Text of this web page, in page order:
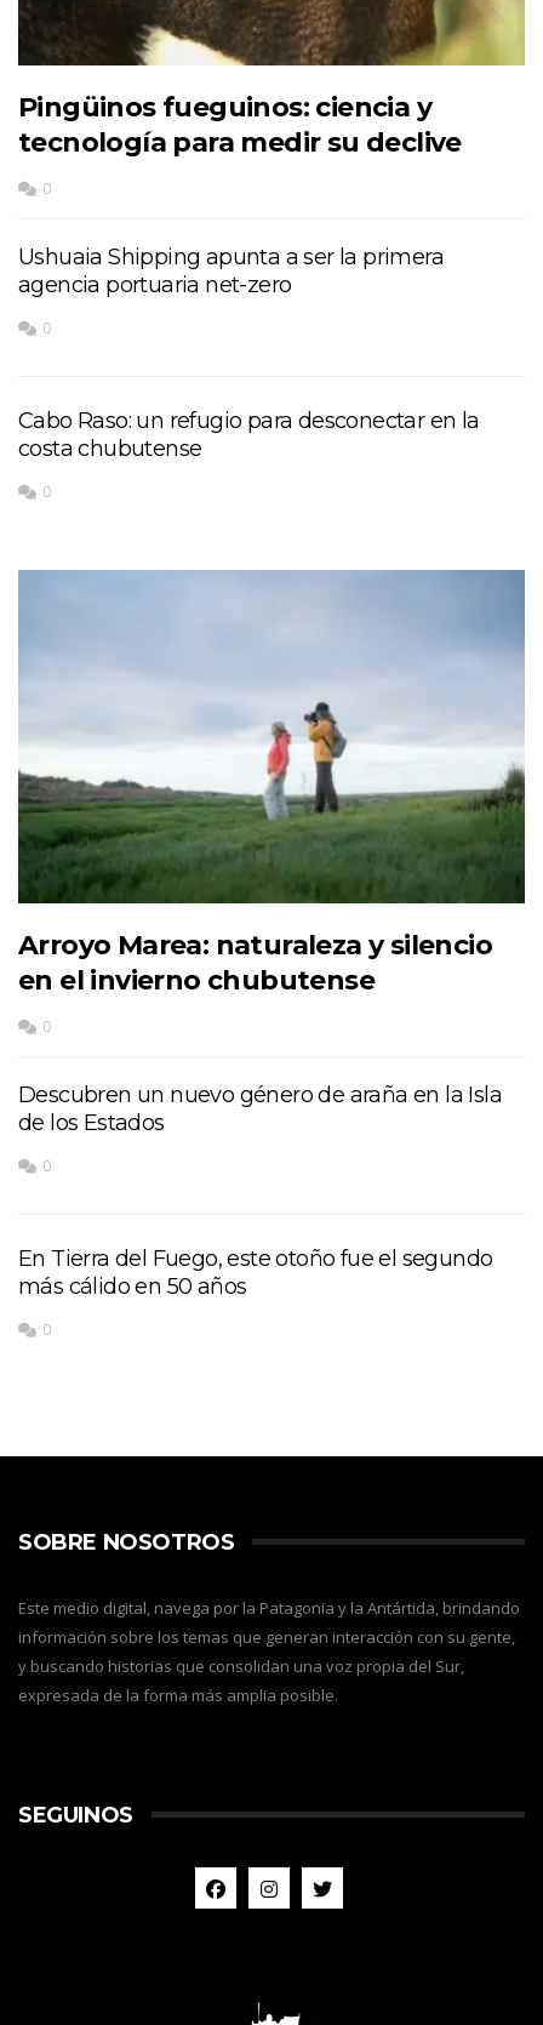
Pingüinos fueguinos: ciencia y
tecnología para medir su declive
0
Ushuaia Shipping apunta a ser la primera
agencia portuaria net-zero
0
Cabo Raso: un refugio para desconectar en la
costa chubutense
0
Arroyo Marea: naturaleza y silencio
en el invierno chubutense
0
Descubren un nuevo género de araña en la Isla
de los Estados
0
En Tierra del Fuego, este otoño fue el segundo
más cálido en 50 años
0
SOBRE NOSOTROS
Este medio digital, navega por la Patagonia y la Antártida, brindando
información sobre los temas que generan interacción con su gente,
y buscando historias que consolidan una voz propia del Sur,
expresada de la forma más amplia posible.
SEGUINOS